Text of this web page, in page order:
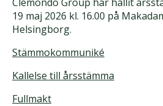
19 maj 2026 kl. 16.00 på
Helsingborg.
Stämmokommuniké
Kallelse till årsstämma
Fullmakt